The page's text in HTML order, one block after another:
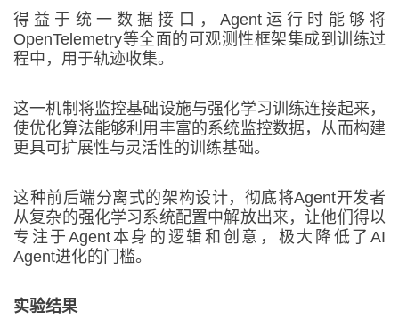
得益于统一数据接口，Agent运行时能够将
OpenTelemetry等全面的可观测性框架集成到训练过
程中，用于轨迹收集。
这一机制将监控基础设施与强化学习训练连接起来，
使优化算法能够利用丰富的系统监控数据，从而构建
更具可扩展性与灵活性的训练基础。
这种前后端分离式的架构设计，彻底将Agent开发者
从复杂的强化学习系统配置中解放出来，让他们得以
专注于Agent本身的逻辑和创意，极大降低了AI
Agent进化的门槛。
实验结果